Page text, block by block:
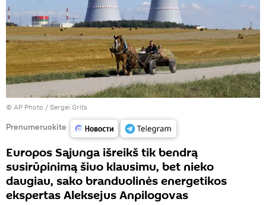
© AP Photo / Sergei Grits
Prenumeruokite
Europos Sąjunga išreikš tik bendrą
susirūpinimą šiuo klausimu, bet nieko
daugiau, sako branduolinės energetikos
ekspertas Aleksejus Anpilogovas